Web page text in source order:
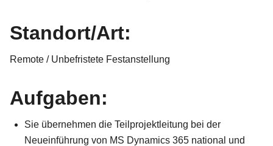
Standort/Art:
Remote / Unbefristete Festanstellung
Aufgaben:
Sie übernehmen die Teilprojektleitung bei der
Neueinführung von MS Dynamics 365 national und